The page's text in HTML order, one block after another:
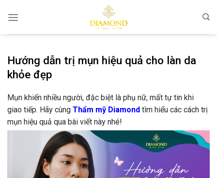
qua
Hướng dẫn trị mụn hiệu quả cho làn da
khỏe đẹp
Mụn khiến nhiều người, đặc biệt là phụ nữ, mất tự tin khi
giao tiếp. Hãy cùng Thẩm mỹ Diamond tìm hiểu các cách trị
mụn hiệu quả qua bài viết này nhé!